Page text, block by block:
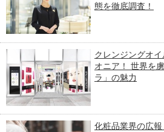
態を徹底調査！
クレンジングオ
オニア！ 世界を
ラ」の魅力
化粧品業界の広